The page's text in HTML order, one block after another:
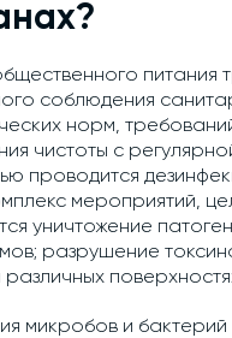
питания
соблюдения
норм,
чистоты с
проводится
мероприятий,
уничтожение
разрушение
микробов и бактерий